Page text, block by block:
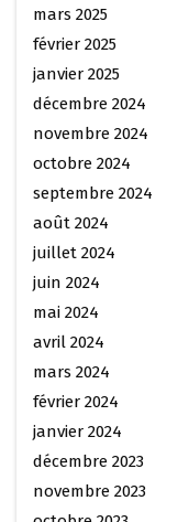
mars 2025
février 2025
janvier 2025
décembre 2024
novembre 2024
octobre 2024
septembre 2024
août 2024
juillet 2024
juin 2024
mai 2024
avril 2024
mars 2024
février 2024
janvier 2024
décembre 2023
novembre 2023